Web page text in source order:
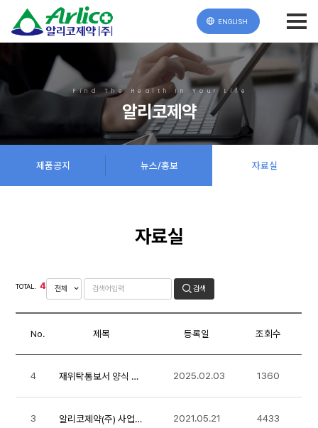
ENGLISH
Find The Health In Your Life
알리코제약
제품공지 뉴스/홍보 자료실
자료실
TOTAL. 4 검색
No. 제목 등록일 조회수
4 재위탁통보서 양식 및 작성 안내 2025.02.03 1360
3 알리코제약(주) 사업자등록증(2021년 4월) 2021.05.21 4433